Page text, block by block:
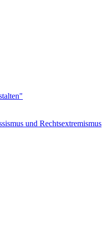
und Rechtsextremismus